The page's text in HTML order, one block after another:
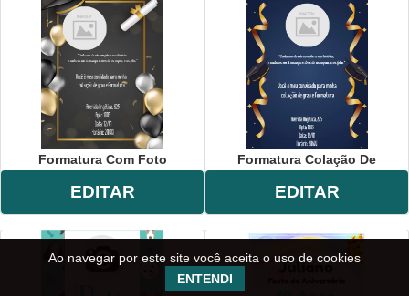
Formatura Com Foto
EDITAR
Formatura Colação De
EDITAR
Ao navegar por este site você aceita o uso de cookies
ENTENDI